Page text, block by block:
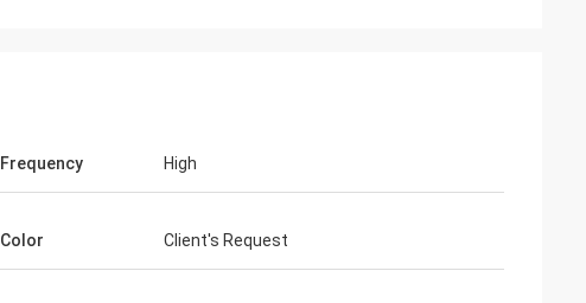
Frequency High
Color Client's Request